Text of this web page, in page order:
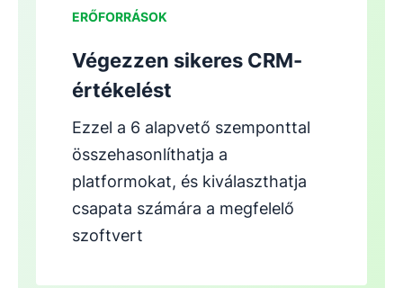
ERŐFORRÁSOK
Végezzen sikeres CRM-
értékelést
Ezzel a 6 alapvető szemponttal
összehasonlíthatja a
platformokat, és kiválaszthatja
csapata számára a megfelelő
szoftvert